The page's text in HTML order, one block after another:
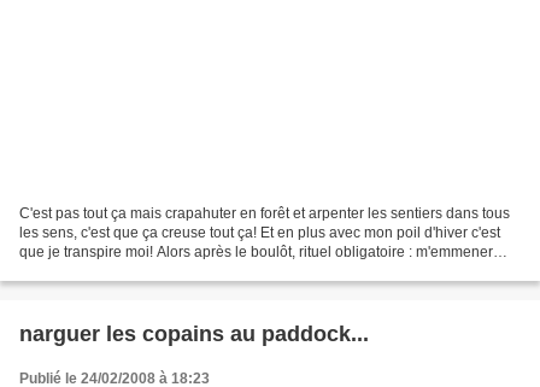
C'est pas tout ça mais crapahuter en forêt et arpenter les sentiers dans tous
les sens, c'est que ça creuse tout ça! Et en plus avec mon poil d'hiver c'est
que je transpire moi! Alors après le boulôt, rituel obligatoire : m'emmener
narguer les copains au paddock...
Publié le 24/02/2008 à 18:23